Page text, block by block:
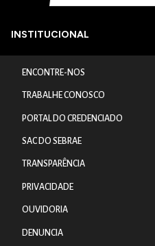
INSTITUCIONAL
ENCONTRE-NOS
TRABALHE CONOSCO
PORTAL DO CREDENCIADO
SAC DO SEBRAE
TRANSPARÊNCIA
PRIVACIDADE
OUVIDORIA
DENUNCIA